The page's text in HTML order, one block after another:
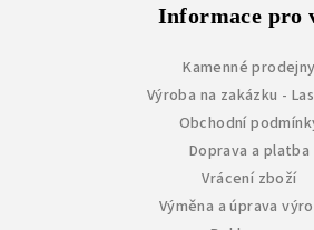
Informace pro
Kamenné prodejny
Výroba na zakázku -
Obchodní
Doprava a platba
Vrácení zboží
Výměna a úprava